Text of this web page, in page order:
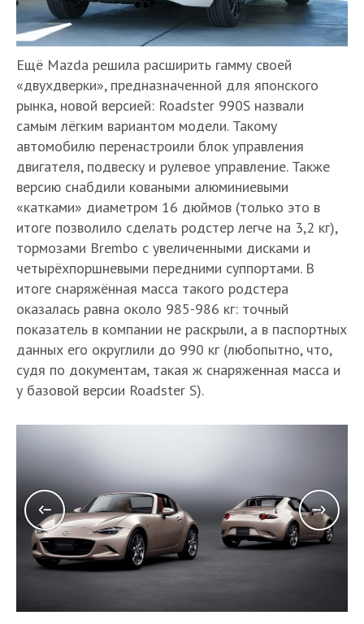
Ещё Mazda решила расширить гамму своей
«двухдверки», предназначенной для японского
рынка, новой версией: Roadster 990S назвали
самым лёгким вариантом модели. Такому
автомобилю перенастроили блок управления
двигателя, подвеску и рулевое управление. Также
версию снабдили коваными алюминиевыми
«катками» диаметром 16 дюймов (только это в
итоге позволило сделать родстер легче на 3,2 кг),
тормозами Brembo с увеличенными дисками и
четырёхпоршневыми передними суппортами. В
итоге снаряжённая масса такого родстера
оказалась равна около 985-986 кг: точный
показатель в компании не раскрыли, а в паспортных
данных его округлили до 990 кг (любопытно, что,
судя по документам, такая ж снаряженная масса и
у базовой версии Roadster S).